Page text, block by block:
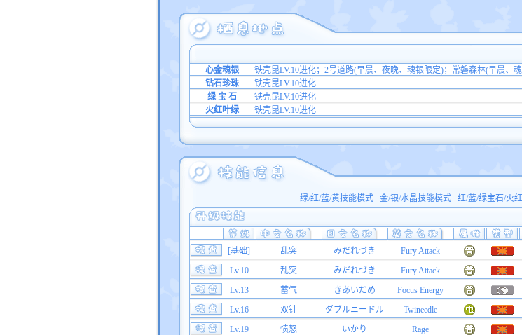
心金魂银
铁壳昆LV.10进化；2号道路(早晨、夜晚、魂银限定)；常磐森林(早晨、
钻石珍珠
铁壳昆LV.10进化
绿 宝 石
铁壳昆LV.10进化
火红叶绿
铁壳昆LV.10进化
绿/红/蓝/黄技能模式 金/银/水晶技能模式 红/蓝/绿宝石/火
[基础] 乱突 みだれづき Fury Attack
Lv.10
乱突 みだれづき Fury Attack
Lv.13
蓄气 きあいだめ Focus Energy
Lv.16
双针 ダブルニードル Twineedle
Lv.19
愤怒 いかり Rage